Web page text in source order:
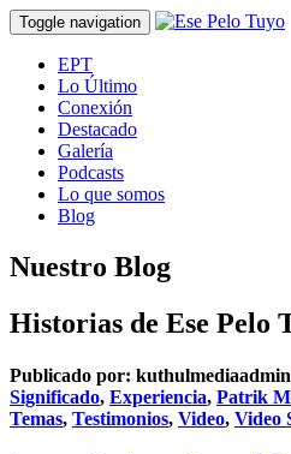
Toggle navigation
EPT
Lo Último
Conexión
Destacado
Galería
Podcasts
Lo que somos
Blog
Nuestro Blog
Historias de Ese Pelo
Publicado por: kuthulmediaadmin
Significado, Experiencia, Patrik
Temas, Testimonios, Video, Video